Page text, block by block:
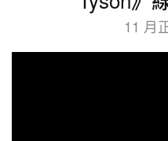
11 月